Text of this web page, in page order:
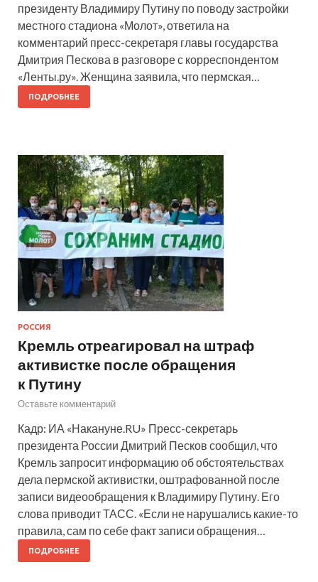
президенту Владимиру Путину по поводу застройки
местного стадиона «Молот», ответила на
комментарий пресс-секретаря главы государства
Дмитрия Пескова в разговоре с корреспондентом
«Ленты.ру». Женщина заявила, что пермская…
ПОДРОБНЕЕ
РОССИЯ
Кремль отреагировал на штраф
активистке после обращения
к Путину
Оставьте комментарий
Кадр: ИА «Накануне.RU» Пресс-секретарь
президента России Дмитрий Песков сообщил, что
Кремль запросит информацию об обстоятельствах
дела пермской активистки, оштрафованной после
записи видеообращения к Владимиру Путину. Его
слова приводит ТАСС. «Если не нарушались какие-то
правила, сам по себе факт записи обращения…
ПОДРОБНЕЕ